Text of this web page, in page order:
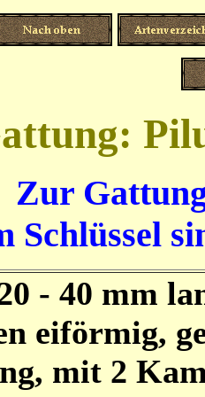
Zur
Schlüssel
- 40 mm
eiförmig,
mit 2